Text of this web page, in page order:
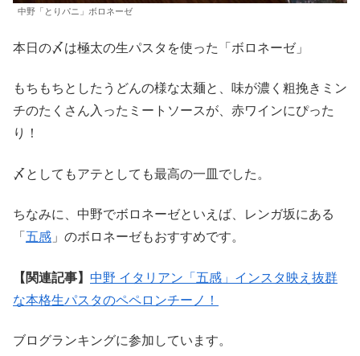
中野「とりパニ」ボロネーゼ
本日の〆は極太の生パスタを使った「ボロネーゼ」
もちもちとしたうどんの様な太麺と、味が濃く粗挽きミン
チのたくさん入ったミートソースが、赤ワインにぴった
り！
〆としてもアテとしても最高の一皿でした。
ちなみに、中野でボロネーゼといえば、レンガ坂にある
「 五感 」のボロネーゼもおすすめです。
【関連記事】 中野 イタリアン「五感」インスタ映え抜群
な本格生パスタのペペロンチーノ！
ブログランキングに参加しています。